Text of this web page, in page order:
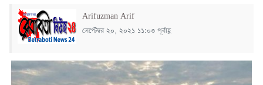
Arifuzman Arif
সেপ্টেম্বর ২০, ২০২১ ১১:০৩ পূর্বাহ্ণ